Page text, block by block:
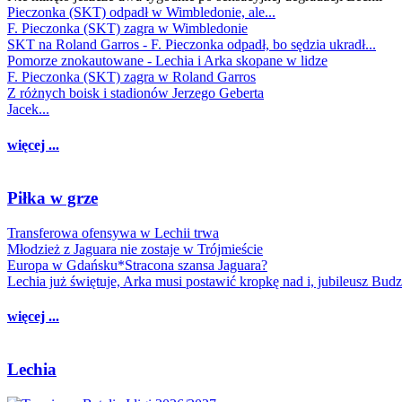
Pieczonka (SKT) odpadł w Wimbledonie, ale...
F. Pieczonka (SKT) zagra w Wimbledonie
SKT na Roland Garros - F. Pieczonka odpadł, bo sędzia ukradł...
Pomorze znokautowane - Lechia i Arka skopane w lidze
F. Pieczonka (SKT) zagra w Roland Garros
Z różnych boisk i stadionów Jerzego Geberta
Jacek...
więcej ...
Piłka w grze
Transferowa ofensywa w Lechii trwa
Młodzież z Jaguara nie zostaje w Trójmieście
Europa w Gdańsku*Stracona szansa Jaguara?
Lechia już świętuje, Arka musi postawić kropkę nad i, jubileusz
więcej ...
Lechia